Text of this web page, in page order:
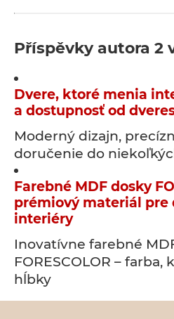
Příspěvky autora 2
Dvere, ktoré menia
a dostupnosť od
Moderný dizajn,
doručenie do
Farebné MDF dosky
prémiový materiál pre
interiéry
Inovatívne farebné
FORESCOLOR –
hĺbky